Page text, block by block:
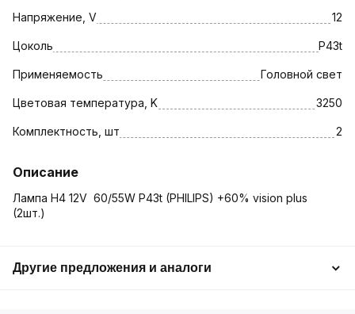
Напряжение, V 12
Цоколь P43t
Применяемость Головной свет
Цветовая температура, K 3250
Комплектность, шт 2
Описание
Лампа H4 12V 60/55W P43t (PHILIPS) +60% vision plus
(2шт.)
Другие предложения и аналоги